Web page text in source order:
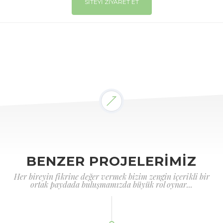
SİTEYİ ZİYARET ET
BENZER PROJELERİMİZ
Her bireyin fikrine değer vermek bizim zengin içerikli bir
ortak paydada buluşmamızda büyük rol oynar...